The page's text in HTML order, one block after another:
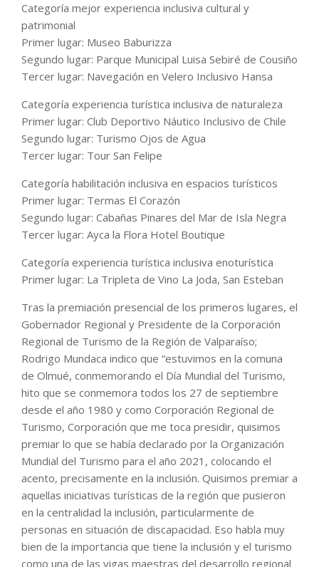
Categoría mejor experiencia inclusiva cultural y
patrimonial
Primer lugar: Museo Baburizza
Segundo lugar: Parque Municipal Luisa Sebiré de Cousiño
Tercer lugar: Navegación en Velero Inclusivo Hansa
Categoría experiencia turística inclusiva de naturaleza
Primer lugar: Club Deportivo Náutico Inclusivo de Chile
Segundo lugar: Turismo Ojos de Agua
Tercer lugar: Tour San Felipe
Categoría habilitación inclusiva en espacios turísticos
Primer lugar: Termas El Corazón
Segundo lugar: Cabañas Pinares del Mar de Isla Negra
Tercer lugar: Ayca la Flora Hotel Boutique
Categoría experiencia turística inclusiva enoturística
Primer lugar: La Tripleta de Vino La Joda, San Esteban
Tras la premiación presencial de los primeros lugares, el
Gobernador Regional y Presidente de la Corporación
Regional de Turismo de la Región de Valparaíso;
Rodrigo Mundaca indico que “estuvimos en la comuna
de Olmué, conmemorando el Día Mundial del Turismo,
hito que se conmemora todos los 27 de septiembre
desde el año 1980 y como Corporación Regional de
Turismo, Corporación que me toca presidir, quisimos
premiar lo que se había declarado por la Organización
Mundial del Turismo para el año 2021, colocando el
acento, precisamente en la inclusión. Quisimos premiar a
aquellas iniciativas turísticas de la región que pusieron
en la centralidad la inclusión, particularmente de
personas en situación de discapacidad. Eso habla muy
bien de la importancia que tiene la inclusión y el turismo
como una de las vigas maestras del desarrollo regional